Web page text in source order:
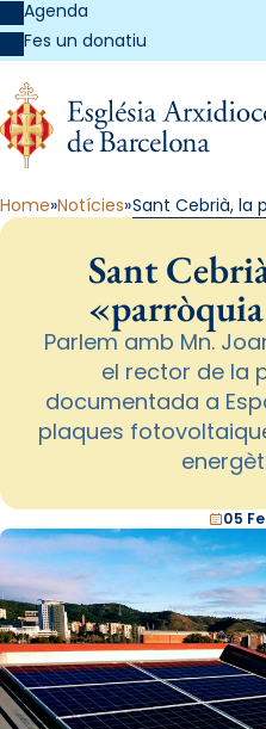
Agenda
Fes un donatiu
Home Notícies Sant Cebrià, la
Sant
Parlem amb Mn.
el rector de la
documentada a
plaques
05